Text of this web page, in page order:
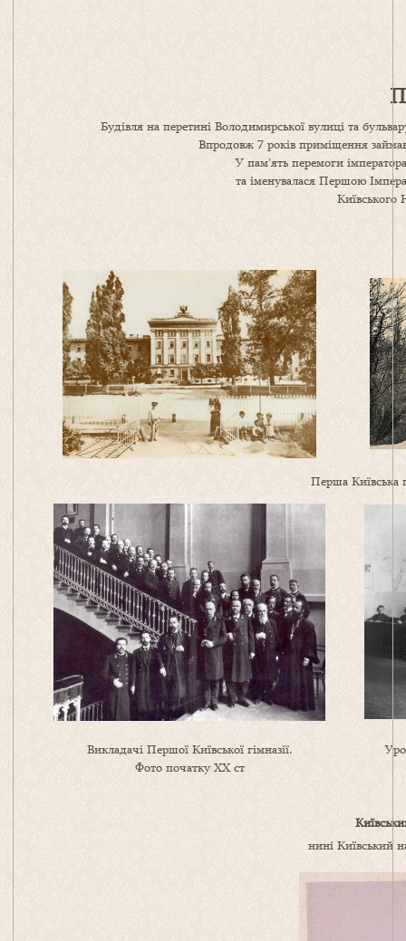
Будівля на перетині Володимирської вулиці та
Впродовж 7 років приміщення
У пам’ять перемоги
та іменувалася Першою
Київського
Перша Київська
Викладачі Першої Київської гімназії.
Фото початку ХХ ст
нині Київський